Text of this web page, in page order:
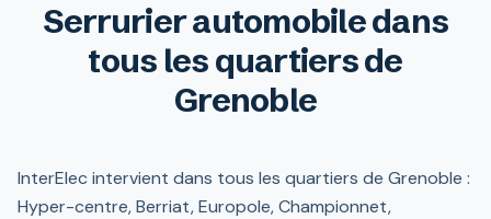
Serrurier automobile dans
tous les quartiers de
Grenoble
InterElec intervient dans tous les quartiers de Grenoble :
Hyper-centre, Berriat, Europole, Championnet,